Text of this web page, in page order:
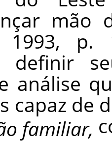
mão
1993,
definir
análise
capaz de
familiar,